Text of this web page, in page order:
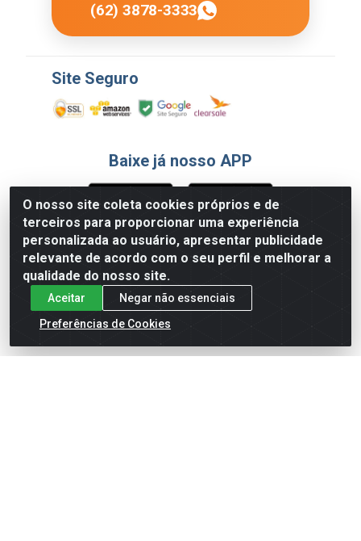
O nosso site coleta cookies próprios e de
terceiros para proporcionar uma experiência
personalizada ao usuário, apresentar publicidade
relevante de acordo com o seu perfil e melhorar a
qualidade do nosso site.
Aceitar
Negar não essenciais
Preferências de Cookies
(62) 3878-3333
Site Seguro
Baixe já nosso APP
Formas de Pagamento